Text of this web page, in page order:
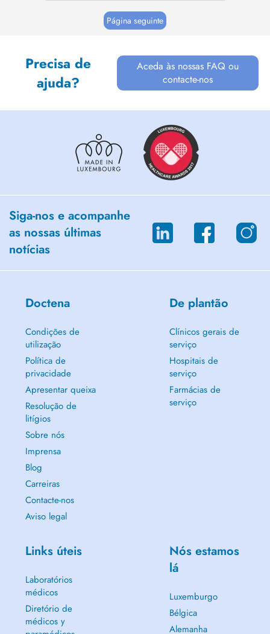
dans les urgences hospitalières buc...
Página seguinte
Precisa de
ajuda?
Aceda às nossas FAQ ou
contacte-nos
Siga-nos e acompanhe
as nossas últimas
notícias
Doctena
Condições de
utilização
Política de
privacidade
Apresentar queixa
Resolução de
litígios
Sobre nós
Imprensa
Blog
Carreiras
Contacte-nos
Aviso legal
De plantão
Clínicos gerais de
serviço
Hospitais de
serviço
Farmácias de
serviço
Links úteis
Laboratórios
médicos
Diretório de
médicos y
Nós estamos
lá
Luxemburgo
Bélgica
Alemanha